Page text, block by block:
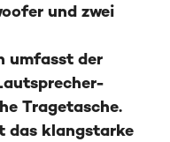
und zwei
umfasst der
Tragetasche.
das klangstarke